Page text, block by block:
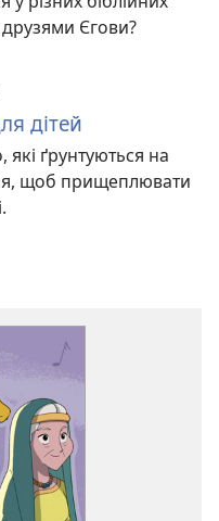
друзями Єгови?
дітей
які ґрунтуються на
щоб прищеплювати